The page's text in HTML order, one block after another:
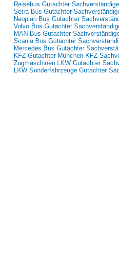
Reisebus Gutachter
Setra Bus Gutachter
Neoplan Bus Gutachter
Volvo Bus Gutachter
MAN Bus Gutachter
Scania Bus Gutachter
Mercedes Bus Gutachter
KFZ Gutachter München KFZ
Zugmaschinen LKW Gutachter
LKW Sonderfahrzeuge Gutachter